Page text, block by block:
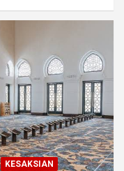
KESAKSIAN